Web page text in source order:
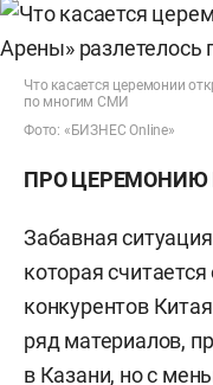
Что касается церемонии
по многим СМИ
Фото: «БИЗНЕС Online»
ПРО ЦЕРЕМОНИЮ
Забавная
которая
конкурентов
ряд материалов,
в Казани, но с